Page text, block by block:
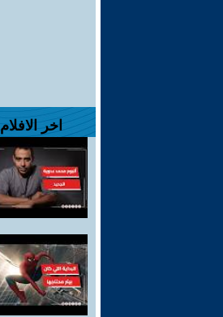
اخر الافلام